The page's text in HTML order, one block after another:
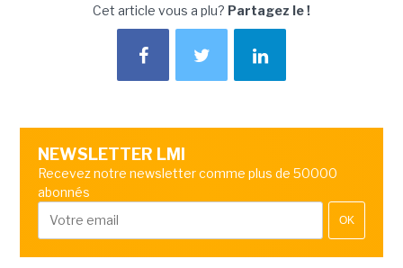
Cet article vous a plu? Partagez le !
NEWSLETTER LMI
Recevez notre newsletter comme plus de 50000
abonnés
OK